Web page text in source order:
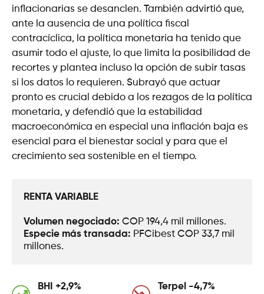
inflacionarias se desanclen. También advirtió que,
ante la ausencia de una política fiscal
contracíclica, la política monetaria ha tenido que
asumir todo el ajuste, lo que limita la posibilidad de
recortes y plantea incluso la opción de subir tasas
si los datos lo requieren. Subrayó que actuar
pronto es crucial debido a los rezagos de la política
monetaria, y defendió que la estabilidad
macroeconómica en especial una inflación baja es
esencial para el bienestar social y para que el
crecimiento sea sostenible en el tiempo.
RENTA VARIABLE
Volumen negociado: COP 194,4 mil millones.
Especie más transada: PFCibest COP 33,7 mil
millones.
BHI +2,9% Terpel -4,7%